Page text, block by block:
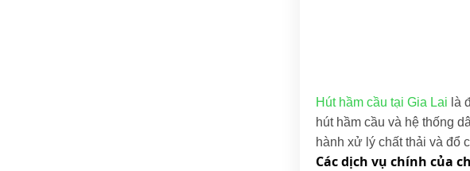
Hút hầm cầu tại Gia Lai là
hút hầm cầu và hệ thống
hành xử lý chất thải và đổ
Các dịch vụ chính của